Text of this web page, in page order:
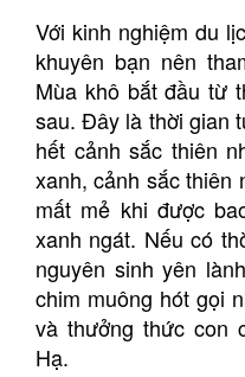
Với kinh nghiệm du
khuyên bạn nên
Mùa khô bắt đầu từ
sau. Đây là thời gian
hết cảnh sắc thiên
xanh, cảnh sắc thiên
mất mẻ khi được
xanh ngát. Nếu có
nguyên sinh yên
chim muông hót gọi
và thưởng thức con
Hạ.